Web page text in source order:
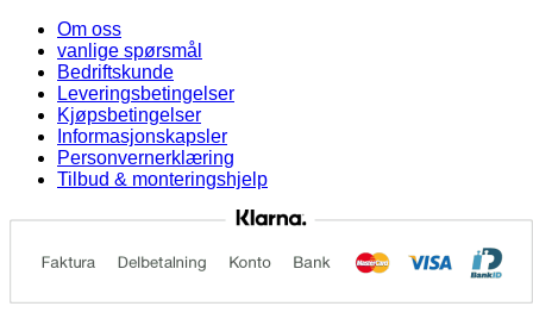
Om oss
vanlige spørsmål
Bedriftskunde
Leveringsbetingelser
Kjøpsbetingelser
Informasjonskapsler
Personvernerklæring
Tilbud & monteringshjelp